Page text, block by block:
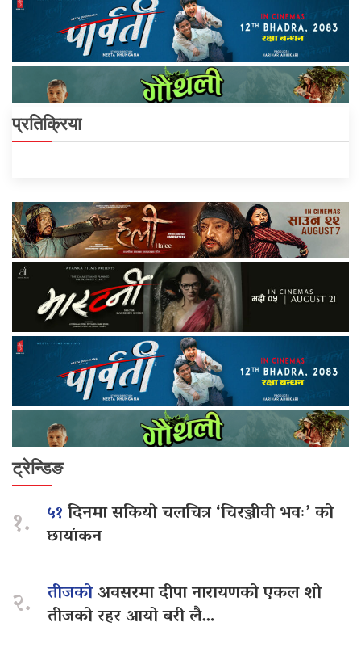
प्रतिक्रिया
ट्रेन्डिङ
१. ५१दिनमा सकियो चलचित्र ‘चिरञ्जीवी भवः’ को
छायांकन
२. तीजकोअवसरमा दीपा नारायणको एकल शो
तीजको रहर आयो बरी लै…